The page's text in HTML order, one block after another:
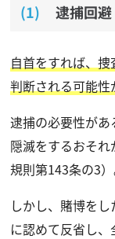
逮捕回避
自首をすれば、
判断される可能性
逮捕の必要性が
隠滅をするおそ
規則第143条の3）
しかし、賭博を
に認めて反省し